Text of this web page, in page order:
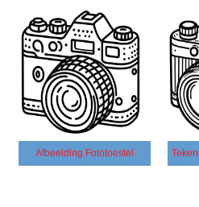
Afbeelding Fototoestel